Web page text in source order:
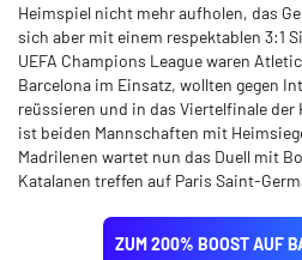
Heimspiel nicht mehr aufholen, das
sich aber mit einem respektablen 3:1
UEFA Champions League waren
Barcelona im Einsatz, wollten gegen
reüssieren und in das Viertelfinale der
ist beiden Mannschaften mit
Madrilenen wartet nun das Duell mit
Katalanen treffen auf Paris Saint-
ZUM 200% BOOST AUF